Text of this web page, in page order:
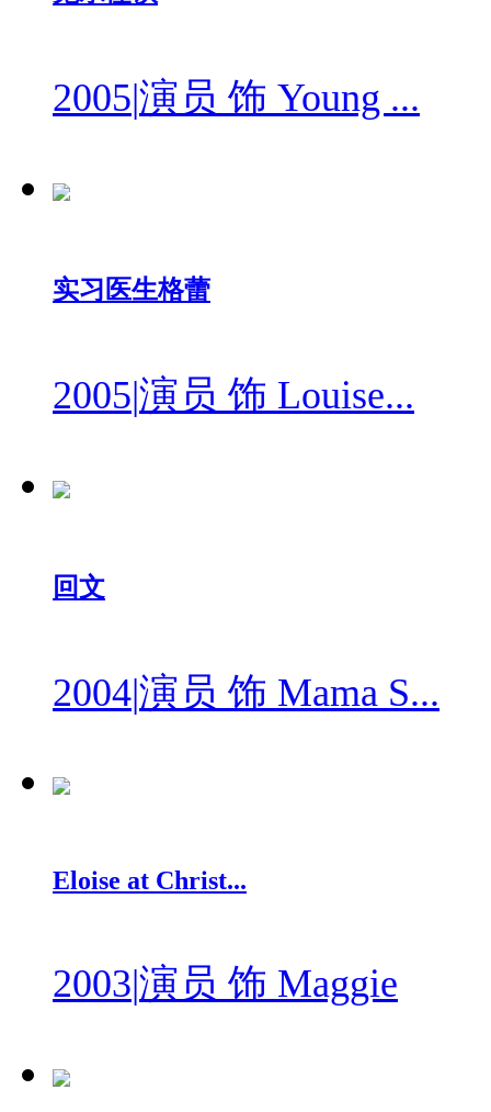
2005|演员 饰 Young ...
实习医生格蕾
2005|演员 饰 Louise...
回文
2004|演员 饰 Mama S...
Eloise at Christ...
2003|演员 饰 Maggie